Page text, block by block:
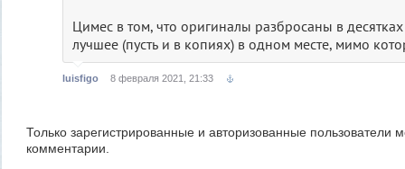
Цимес в том, что оригиналы разбросаны в
лучшее (пусть и в копиях) в одном месте, мимо
luisfigo 8 февраля 2021, 21:33
Только зарегистрированные и авторизованные пользователи
комментарии.